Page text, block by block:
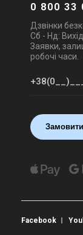
0 800 33
Дзвінки
Сб - Нд:
Заявки,
робочі часи.
Facebook